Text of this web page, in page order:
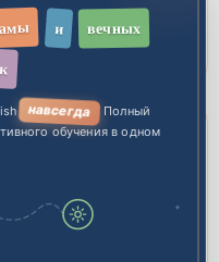
✦
и вечных
навсегда
. Полный
обучения в одном
GRAMMAR
Будущее длительное время
B1-B2